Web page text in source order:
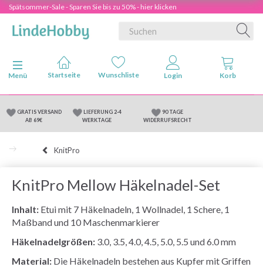
Spätsommer-Sale - Sparen Sie bis zu 50% - hier klicken
Anzeige ändern
Menü
GRATIS VERSAND
AB 69€
LIEFERUNG 2-4
WERKTAGE
90 TAGE
WIDERRUFSRECHT
KnitPro
KnitPro Mellow Häkelnadel-Set
Inhalt: Etui mit 7 Häkelnadeln, 1 Wollnadel, 1 Schere, 1
Maßband und 10 Maschenmarkierer
Häkelnadelgrößen: 3.0, 3.5, 4.0, 4.5, 5.0, 5.5 und 6.0 mm
Material: Die Häkelnadeln bestehen aus Kupfer mit Griffen